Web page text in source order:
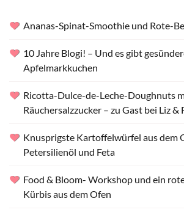
Ananas-Spinat-Smoothie und Rote-
10 Jahre Blogi! – Und es gibt
Apfelmarkkuchen
Ricotta-Dulce-de-Leche-Doughnuts
Räuchersalzzucker – zu Gast bei Liz &
Knusprigste Kartoffelwürfel aus dem
Petersilienöl und Feta
Food & Bloom- Workshop und ein
Kürbis aus dem Ofen